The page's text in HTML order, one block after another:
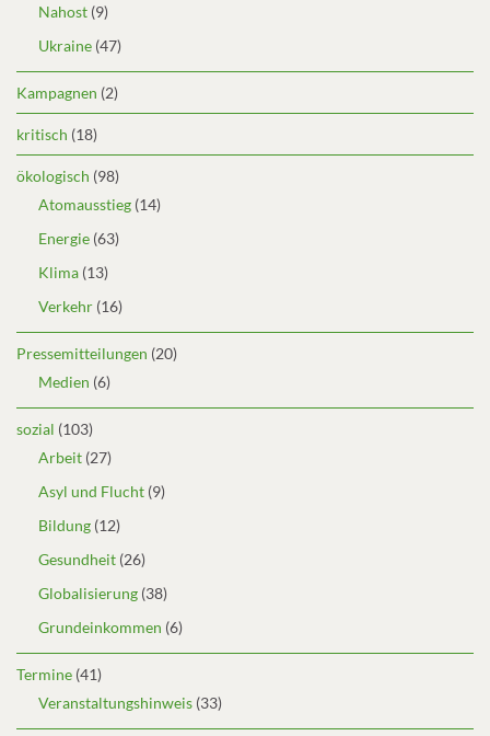
Nahost (9)
Ukraine (47)
Kampagnen (2)
kritisch (18)
ökologisch (98)
Atomausstieg (14)
Energie (63)
Klima (13)
Verkehr (16)
Pressemitteilungen (20)
Medien (6)
sozial (103)
Arbeit (27)
Asyl und Flucht (9)
Bildung (12)
Gesundheit (26)
Globalisierung (38)
Grundeinkommen (6)
Termine (41)
Veranstaltungshinweis (33)